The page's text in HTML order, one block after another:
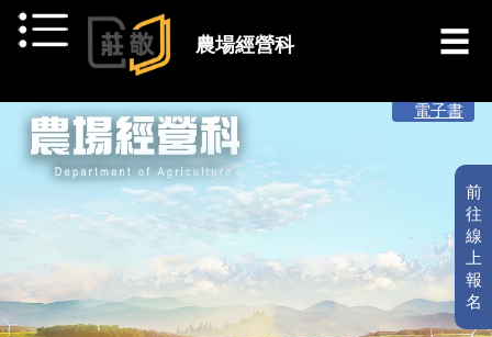
跳到主要內容
農場經營科
前
往
線
上
報
名
電子書